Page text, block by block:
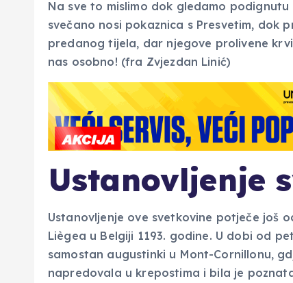
Na sve to mislimo dok gledamo
svečano nosi pokaznica s Presvetim, dok
predanog tijela, dar njegove prolivene
nas osobno! (fra Zvjezdan Linić)
Ustanovljenje
Ustanovljenje ove svetkovine potječe još
Liègea u Belgiji 1193. godine. U dobi od
samostan augustinki u Mont-Cornillonu,
napredovala u krepostima i bila je